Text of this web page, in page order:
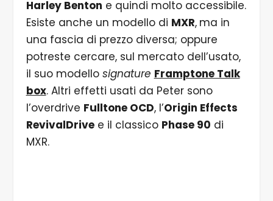
Harley Benton e quindi molto accessibile.
Esiste anche un modello di MXR, ma in
una fascia di prezzo diversa; oppure
potreste cercare, sul mercato dell’usato,
il suo modello signature Framptone Talk
box. Altri effetti usati da Peter sono
l’overdrive Fulltone OCD, l’Origin Effects
RevivalDrivee il classico Phase 90 di
MXR.